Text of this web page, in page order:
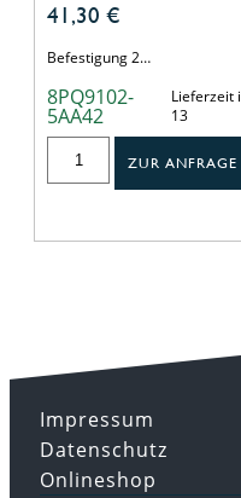
41,30 €
Befestigung 2…
8PQ9102-
5AA42
Lieferzeit
13
ZUR
Impressum
Datenschutz
Onlineshop